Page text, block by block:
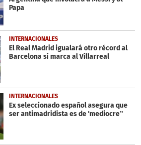
Papa
INTERNACIONALES
El Real Madrid igualará otro récord al
Barcelona si marca al Villarreal
INTERNACIONALES
Ex seleccionado español asegura que
ser antimadridista es de 'mediocre”